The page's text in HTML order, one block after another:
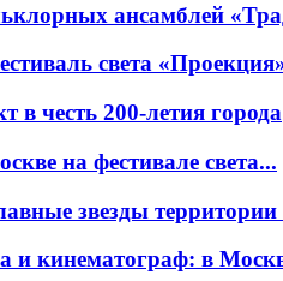
ансамблей
света
в честь 200-летия города
на фестивале света...
звезды территории
и кинематограф: в